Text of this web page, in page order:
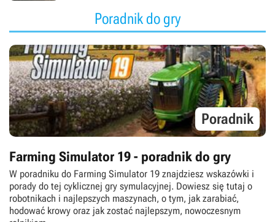
Poradnik do gry
Poradnik
Farming Simulator 19 - poradnik do gry
W poradniku do Farming Simulator 19 znajdziesz wskazówki i
porady do tej cyklicznej gry symulacyjnej. Dowiesz się tutaj o
robotnikach i najlepszych maszynach, o tym, jak zarabiać,
hodować krowy oraz jak zostać najlepszym, nowoczesnym